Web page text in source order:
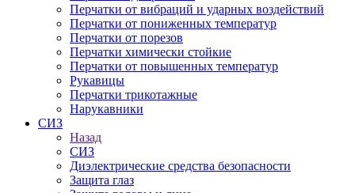
Перчатки от вибраций и ударных воздействий
Перчатки от пониженных температур
Перчатки от порезов
Перчатки химически стойкие
Перчатки от повышенных температур
Рукавицы
Перчатки трикотажные
Нарукавники
СИЗ
Назад
СИЗ
Диэлектрические средства безопасности
Защита глаз